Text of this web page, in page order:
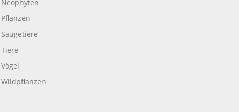
Neophyten
Pflanzen
Säugetiere
Tiere
Vögel
Wildpflanzen